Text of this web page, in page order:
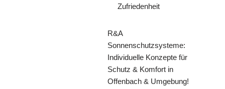
Zufriedenheit
R&A
Sonnenschutzsysteme:
Individuelle Konzepte für
Schutz & Komfort in
Offenbach & Umgebung!